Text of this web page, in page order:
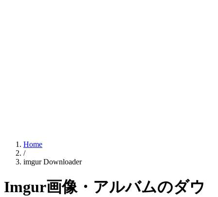
Home
/
imgur Downloader
Imgur画像・アルバムのダウ